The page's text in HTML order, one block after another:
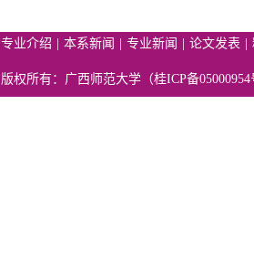
专业介绍 本系新闻 专业新闻 论文发表
版权所有：广西师范大学（桂ICP备